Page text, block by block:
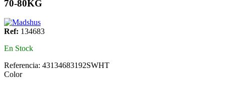
70-80KG
Ref: 134683
En Stock
Referencia: 43134683192SWHT
Color